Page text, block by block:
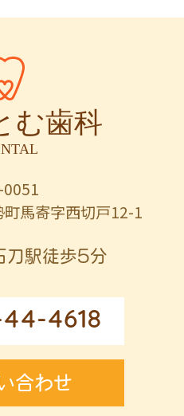
0051
馬寄字西切戸12-1
刀駅徒歩5分
4618
合わせ